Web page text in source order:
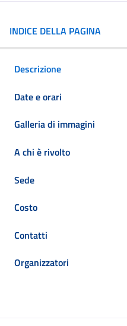
INDICE DELLA PAGINA
Descrizione
Date e orari
Galleria di immagini
A chi è rivolto
Sede
Costo
Contatti
Organizzatori